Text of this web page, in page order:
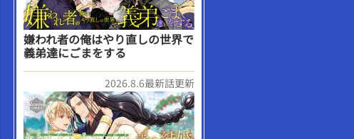
嫌われ者の俺はやり直しの世界で
義弟達にごまをする
2026.8.6最新話更新